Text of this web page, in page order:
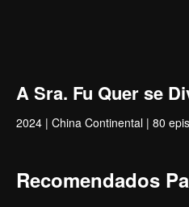
A Sra. Fu Quer se
2024 | China Continental | 80
Recomendados